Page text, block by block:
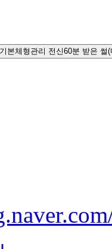
본체형관리 전신60분 받은 썰